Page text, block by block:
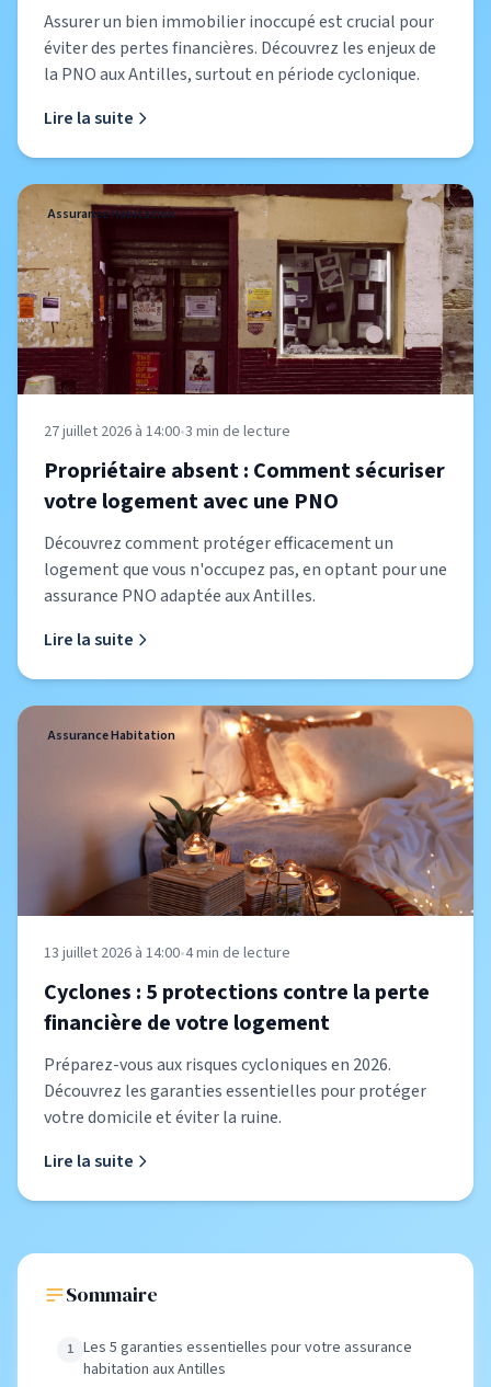
Assurer un bien immobilier inoccupé est crucial pour
éviter des pertes financières. Découvrez les enjeux de
la PNO aux Antilles, surtout en période cyclonique.
Lire la suite
Assurance Habitation
27 juillet 2026 à 14:00•3 min de lecture
Propriétaire absent : Comment sécuriser
votre logement avec une PNO
Découvrez comment protéger efficacement un
logement que vous n'occupez pas, en optant pour une
assurance PNO adaptée aux Antilles.
Lire la suite
Assurance Habitation
13 juillet 2026 à 14:00•4min de lecture
Cyclones : 5 protections contre la perte
financière de votre logement
Préparez-vous aux risques cycloniques en 2026.
Découvrez les garanties essentielles pour protéger
votre domicile et éviter la ruine.
Lire la suite
Sommaire
Les 5 garanties essentielles pour votre assurance
habitation aux Antilles